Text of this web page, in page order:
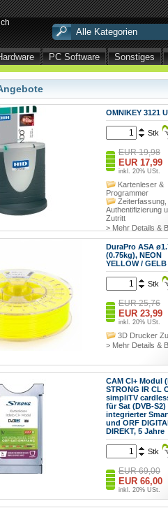
PC Software Sonstiges
OMNIKEY 3121
Stk
EUR 19,98
EUR 17,99
inkl. 20% USt.
Kartenleser &
Programmer
Zeiterfassung,
Authentifizierung
Zutritt
> Mehr Details &
DuraPro ASA
(0.75kg), NEON
YELLOW / GELB
Stk
EUR 25,76
EUR 23,99
inkl. 20% USt.
3D Drucker
> Mehr Details &
CAM CI+ Modul
STRONG IR CL
simpliTV
für Sat (DVB-
integrierter
und ORF
DIREKT, 5 Jahre
Stk
EUR 69,00
EUR 66,00
inkl. 20% USt.